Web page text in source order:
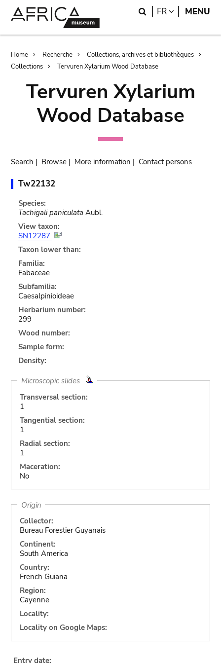
Search
FR LANGUAGE
MENU
Breadcrumb
Home Recherche
Collections, archives et bibliothèques
Collections
Tervuren Xylarium Wood Database
Tervuren Xylarium
Wood Database
Search | Browse | More information | Contact persons
Tw22132
Species:
Tachigali paniculata Aubl.
View taxon:
SN12287
Taxon lower than:
Familia:
Fabaceae
Subfamilia:
Caesalpinioideae
Herbarium number:
299
Wood number:
Sample form:
Density:
Microscopic slides
Transversal section:
1
Tangential section:
1
Radial section:
1
Maceration:
No
Origin
Collector:
Bureau Forestier Guyanais
Continent:
South America
Country:
French Guiana
Region:
Cayenne
Locality:
Locality on Google Maps:
Entry date: